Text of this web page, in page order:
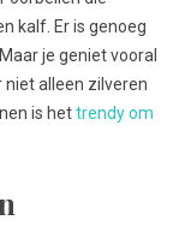
kalf. Er is genoeg
Maar je geniet vooral
niet alleen zilveren
is hettrendy om